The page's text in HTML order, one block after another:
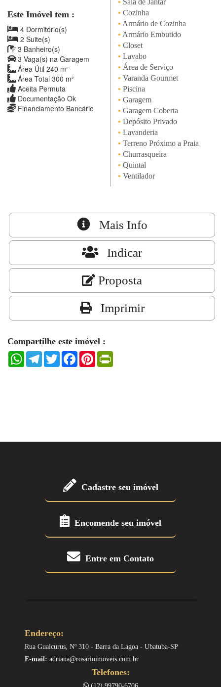
Este Imóvel tem :
4 Dormitório(s)
2 Suite(s)
3 Banheiro(s)
3 Vaga(s) na Garagem
Área Útil 240 m²
Área Total 300 m²
Aceita Permuta
Documentação Ok
Financiamento Bancário
• Cozinha
• Armário de Cozinha
• Armário Embutido
• Closet
• Lavabo
• Área de Serviço
• Varanda Gourmet
• Piscina
• Garagem
• Garagem Coberta
• Depósito Privado
• Lavanderia
• Terreno Próximo a Praia
• Churrasqueira
• Quintal
• Ventilador
Mais Info
Indicar
Proposta
Imprimir
Compartilhe este imóvel :
WhatsAppTelegramTwitterFacebookPinterest
Cadastre seu imóvel
Encomende seu imóvel
Entre em Contato
Endereço:
Rua Guaicurus, Nº 310 - Barra da Lagoa - Ubatuba-SP
E-mail: adriana@rosarioimoveis.com.br
Telefones: